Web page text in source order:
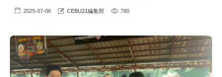
2025-07-06 CEBU21編集部 780